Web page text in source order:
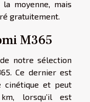
moyenne, mais
gratuitement.
M365
notre sélection
Ce dernier est
cinétique et peut
lorsqu’il est